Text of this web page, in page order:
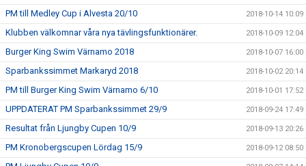
PM till Medley Cup i Alvesta 20/10 2018-10-14 10:09
Klubben välkomnar våra nya tävlingsfunktionärer. 2018-10-09 12:04
Burger King Swim Värnamo 2018 2018-10-07 16:00
Sparbankssimmet Markaryd 2018 2018-10-02 20:14
PM till Burger King Swim Värnamo 6/10 2018-10-01 17:52
UPPDATERAT PM Sparbankssimmet 29/9 2018-09-24 17:49
Resultat från Ljungby Cupen 10/9 2018-09-13 20:26
PM Kronobergscupen Lördag 15/9 2018-09-12 08:50